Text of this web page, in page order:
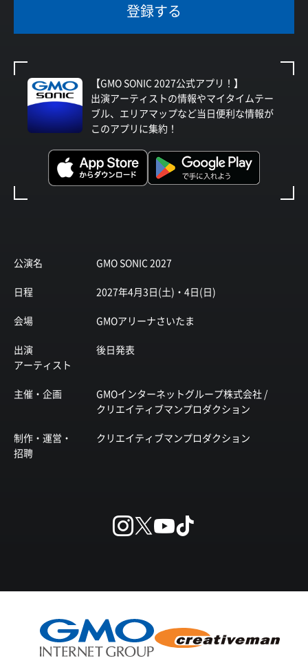
公演名 GMO SONIC 2027
日程 2027年4月3日(土)・4日(日)
会場 GMOアリーナさいたま
出演
アーティスト
後日発表
主催・企画
GMOインターネットグループ株式会社 /
クリエイティブマンプロダクション
制作・運営・
招聘
クリエイティブマンプロダクション
登録する
【GMO SONIC 2027公式アプリ！】
出演アーティストの情報やマイタイムテー
ブル、エリアマップなど当日便利な情報が
このアプリに集約！